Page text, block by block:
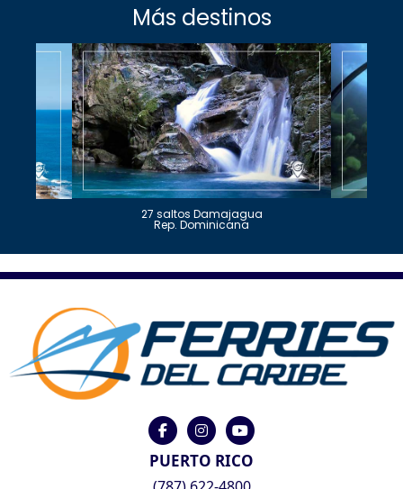
Más destinos
27 saltos Damajagua
Rep. Dominicana
PUERTO RICO